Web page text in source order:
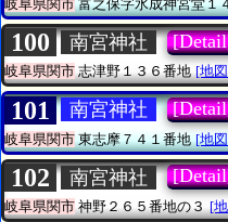
岐阜県関市富之保字水成神宮堂１
100 南宮神社
岐阜県関市志津野１３６番地 [地
101 南宮神社
岐阜県関市東志摩７４１番地 [地
102 南宮神社
岐阜県関市神野２６５番地の３ [